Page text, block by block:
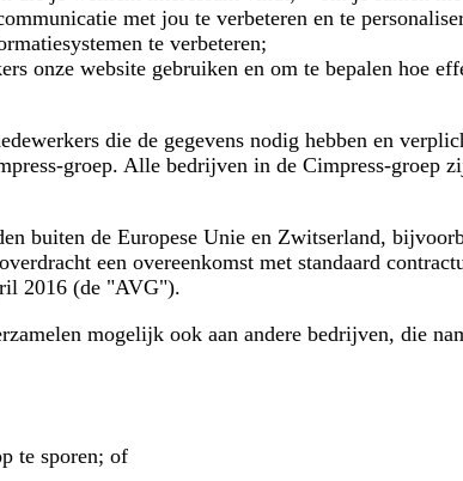
met jou te verbeteren en te
te verbeteren;
onze website gebruiken en om te bepalen hoe
die de gegevens nodig hebben en
groep. Alle bedrijven in de Cimpress-
buiten de Europese Unie en Zwitserland,
een overeenkomst met standaard
2016 (de "AVG").
mogelijk ook aan andere bedrijven, die
te sporen; of